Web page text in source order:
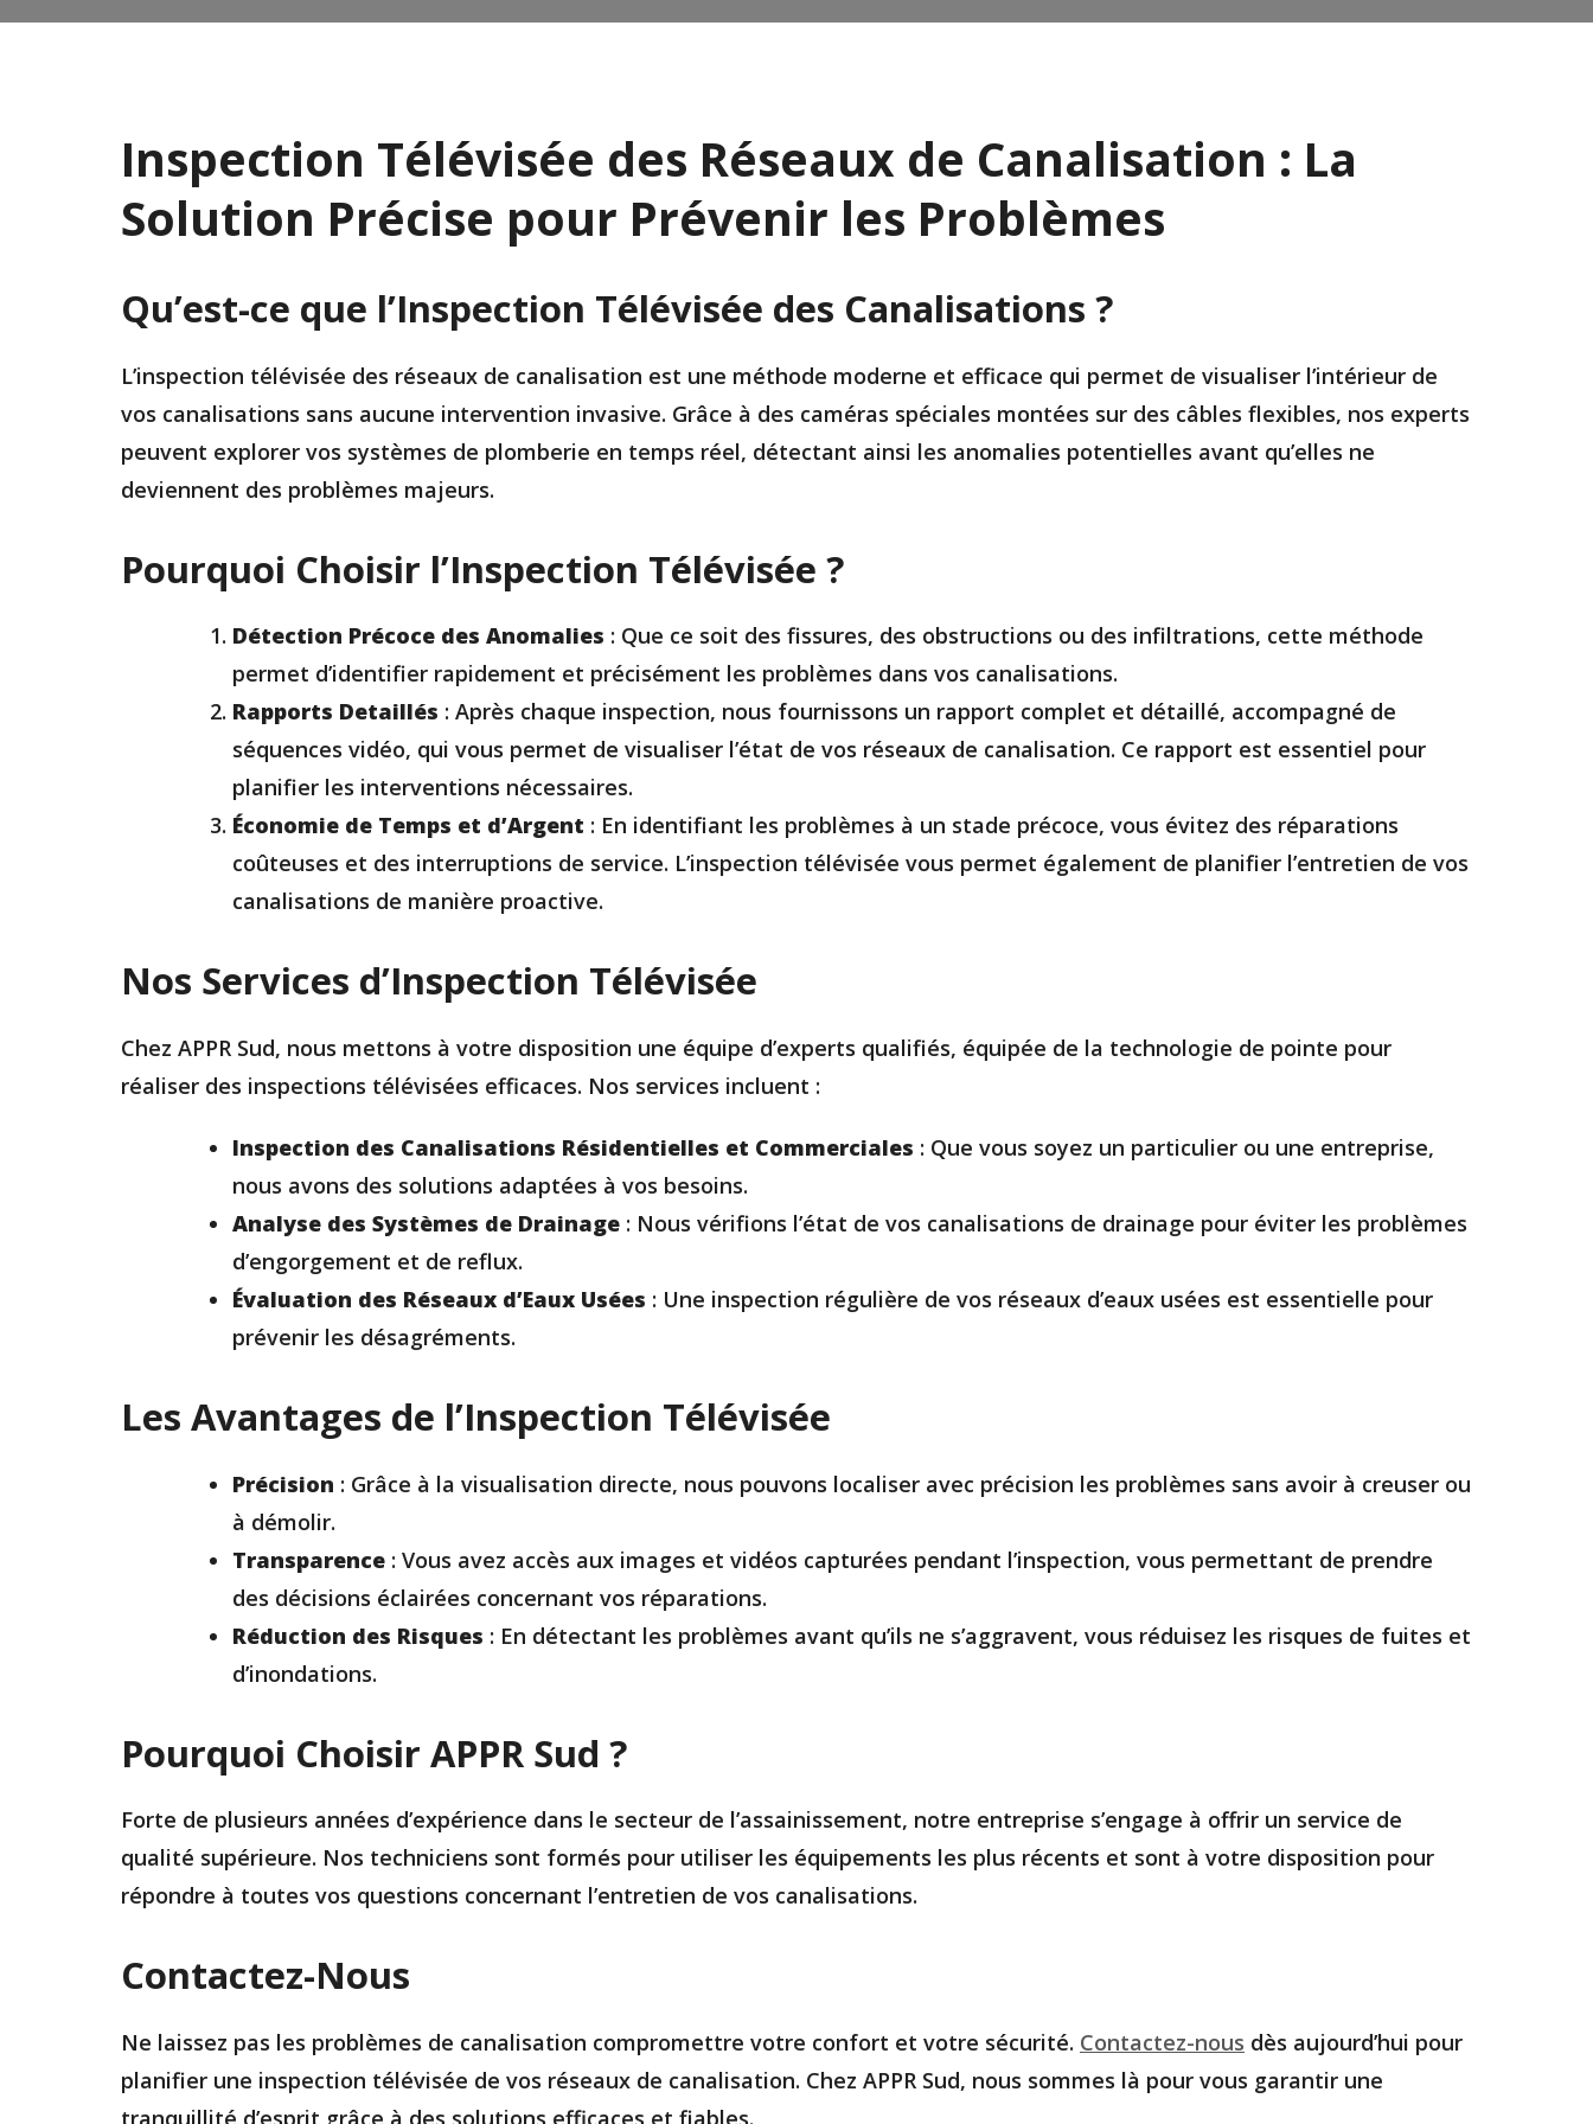
Inspection Télévisée des Réseaux de Canalisation : La
Solution Précise pour Prévenir les Problèmes
Qu’est-ce que l’Inspection Télévisée des Canalisations ?
L’inspection télévisée des réseaux de canalisation est une méthode moderne et efficace qui permet de visualiser l’intérieur de
vos canalisations sans aucune intervention invasive. Grâce à des caméras spéciales montées sur des câbles flexibles, nos experts
peuvent explorer vos systèmes de plomberie en temps réel, détectant ainsi les anomalies potentielles avant qu’elles ne
deviennent des problèmes majeurs.
Pourquoi Choisir l’Inspection Télévisée ?
Détection Précoce des Anomalies : Que ce soit des fissures, des obstructions ou des infiltrations, cette méthode
permet d’identifier rapidement et précisément les problèmes dans vos canalisations.
Rapports Detaillés : Après chaque inspection, nous fournissons un rapport complet et détaillé, accompagné de
séquences vidéo, qui vous permet de visualiser l’état de vos réseaux de canalisation. Ce rapport est essentiel pour
planifier les interventions nécessaires.
Économie de Temps et d’Argent : En identifiant les problèmes à un stade précoce, vous évitez des réparations
coûteuses et des interruptions de service. L’inspection télévisée vous permet également de planifier l’entretien de vos
canalisations de manière proactive.
Nos Services d’Inspection Télévisée
Chez APPR Sud, nous mettons à votre disposition une équipe d’experts qualifiés, équipée de la technologie de pointe pour
réaliser des inspections télévisées efficaces. Nos services incluent :
Inspection des Canalisations Résidentielles et Commerciales : Que vous soyez un particulier ou une entreprise,
nous avons des solutions adaptées à vos besoins.
Analyse des Systèmes de Drainage : Nous vérifions l’état de vos canalisations de drainage pour éviter les problèmes
d’engorgement et de reflux.
Évaluation des Réseaux d’Eaux Usées : Une inspection régulière de vos réseaux d’eaux usées est essentielle pour
prévenir les désagréments.
Les Avantages de l’Inspection Télévisée
Précision : Grâce à la visualisation directe, nous pouvons localiser avec précision les problèmes sans avoir à creuser ou
à démolir.
Transparence : Vous avez accès aux images et vidéos capturées pendant l’inspection, vous permettant de prendre
des décisions éclairées concernant vos réparations.
Réduction des Risques : En détectant les problèmes avant qu’ils ne s’aggravent, vous réduisez les risques de fuites et
d’inondations.
Pourquoi Choisir APPR Sud ?
Forte de plusieurs années d’expérience dans le secteur de l’assainissement, notre entreprise s’engage à offrir un service de
qualité supérieure. Nos techniciens sont formés pour utiliser les équipements les plus récents et sont à votre disposition pour
répondre à toutes vos questions concernant l’entretien de vos canalisations.
Contactez-Nous
Ne laissez pas les problèmes de canalisation compromettre votre confort et votre sécurité. Contactez-nous dès aujourd’hui pour
planifier une inspection télévisée de vos réseaux de canalisation. Chez APPR Sud, nous sommes là pour vous garantir une
tranquillité d’esprit grâce à des solutions efficaces et fiables.